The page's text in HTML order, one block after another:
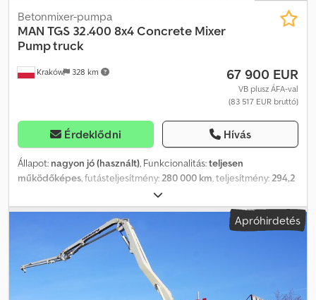
Kraków 328 km
Betonmixer-pumpa
MAN TGS 32.400 8x4 Concrete Mixer
Pump truck
67 900 EUR
VB plusz ÁFA-val
(83 517 EUR bruttó)
Érdeklődni Hívás
Állapot: nagyon jó (használt), Funkcionalitás:teljesen
működőképes, futásteljesítmény:280 000 km, teljesítmény:294,2
, üzemanyagtípus:dízel
szín:fehér, vezetőfülke:nappali fülke, hajtástípus:mechanikai,
, Gyártási év: 426 h,
Felszereltség:Tachográf, differenciálzár, légkondicionálás
TGS 32.400 8×4 betonkeverő szivattyús teherautó / 426 MTH !!! /
18 méter 2008 Futott 280 ezer km Motor 6 hengeres 400 LE
Rugós felfüggesztés Gumik 13R22.5 Hidraulika Putzmeister Pumi
21-3,67 0 18m Gyártási év 2008 A szivattyú távirányítóval és
Apróhirdetés